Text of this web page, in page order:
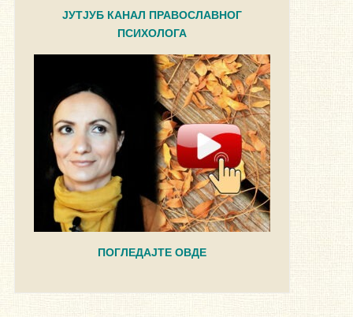
ЈУТЈУБ КАНАЛ ПРАВОСЛАВНОГ
ПСИХОЛОГА
ПОГЛЕДАЈТЕ ОВДЕ